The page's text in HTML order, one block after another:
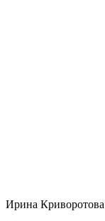
Ирина Криворотова